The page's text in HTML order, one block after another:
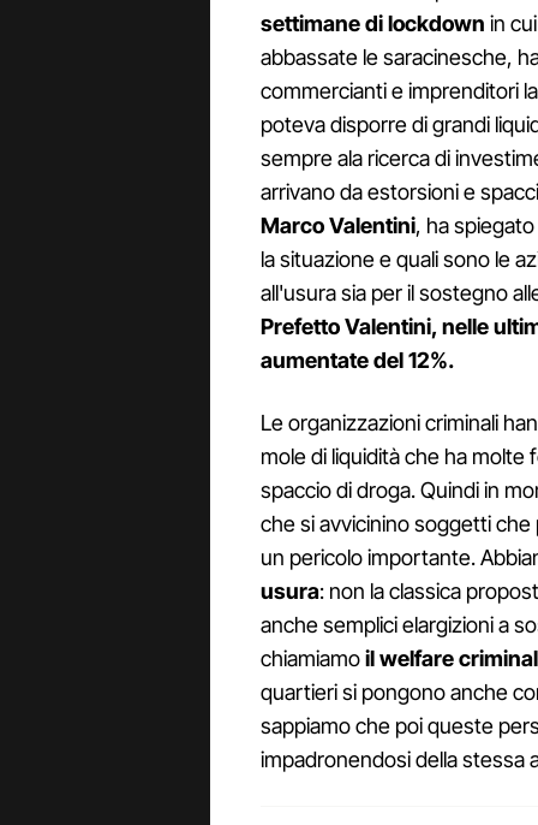
settimane di lockdown in
abbassate le saracinesche,
commercianti e imprenditori
poteva disporre di grandi
sempre ala ricerca di
arrivano da estorsioni e
Marco Valentini, ha
la situazione e quali sono le
all'usura sia per il sostegno
Prefetto Valentini, nelle
aumentate del 12%.
Le organizzazioni criminali
mole di liquidità che ha
spaccio di droga. Quindi in
che si avvicinino soggetti
un pericolo importante.
usura: non la classica
anche semplici elargizioni a
chiamiamoil welfare
quartieri si pongono anche
sappiamo che poi queste
impadronendosi della stessa